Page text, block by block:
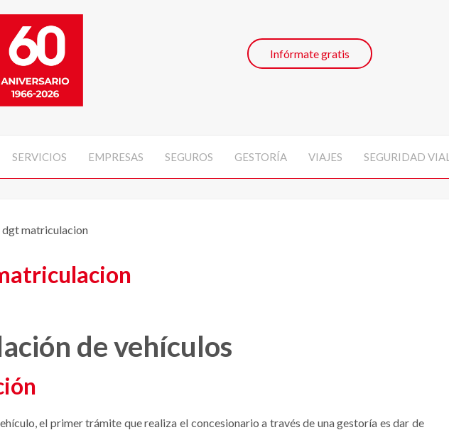
Infórmate gratis
SERVICIOS EMPRESAS SEGUROS GESTORÍA VIAJES SEGURIDAD VIAL
dgt matriculacion
de vehículos
el primer trámite que realiza el concesionario a través de una gestoría es dar de